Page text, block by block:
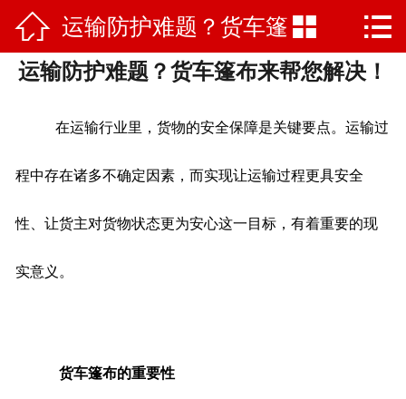
 网站首页
项目案例
 运输防护难题？货车篷
布来帮您解决！
 
运输防护难题？货车篷布来帮您解决！
在运输行业里，货物的安全保障是关键要点。运输过
程中存在诸多不确定因素，而实现让运输过程更具安全
性、让货主对货物状态更为安心这一目标，有着重要的现
实意义。
货车篷布的重要性